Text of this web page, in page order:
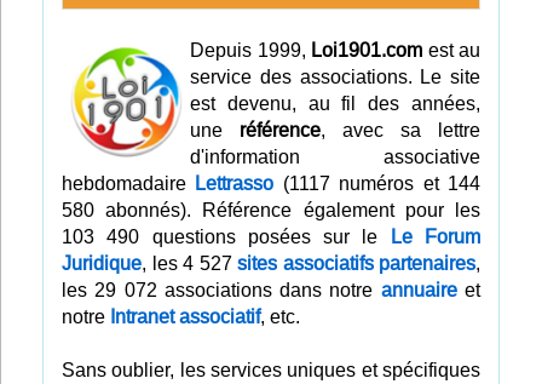
Abonnez-vous à LettrAsso
Menu général
ServiceAsso
Partager
VieAsso
Depuis 1999, Loi1901.com est au
service des associations. Le site
est devenu, au fil des années,
une référence, avec sa lettre
d'information associative
hebdomadaire Lettrasso (1117 numéros et 144
580 abonnés). Référence également pour les
103 490 questions posées sur le Le Forum
Juridique, les 4 527 sites associatifs partenaires,
les 29 072 associations dans notre annuaireet
notre Intranet associatif, etc.
Sans oublier, les services uniques et spécifiques